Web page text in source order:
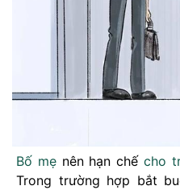
Bố mẹnên hạn chếcho
Trong trường hợp bắt